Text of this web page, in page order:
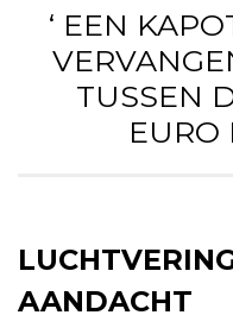
‘ EEN
TUSSEN
EURO
AANDACHT